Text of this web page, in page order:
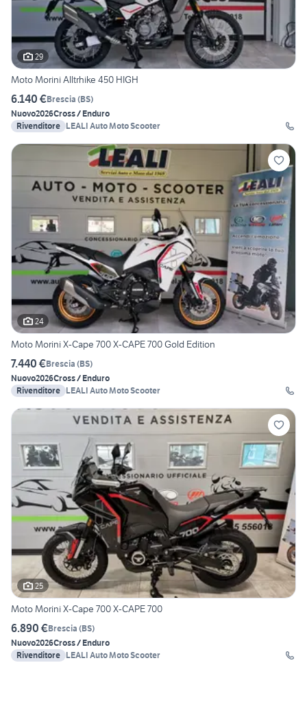
29
Moto Morini Alltrhike 450 HIGH
6.140 €Brescia (BS)
Nuovo2026Cross / Enduro
Rivenditore LEALI Auto Moto Scooter
24
Moto Morini X-Cape 700 X-CAPE 700 Gold Edition
7.440 €Brescia (BS)
Nuovo2026Cross / Enduro
Rivenditore LEALI Auto Moto Scooter
25
Moto Morini X-Cape 700 X-CAPE 700
6.890 €Brescia (BS)
Nuovo2026Cross / Enduro
Rivenditore LEALI Auto Moto Scooter